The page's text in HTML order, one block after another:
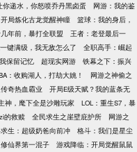
你递水，你怒喷乔丹黑卤蛋
网游：我的鉴
局炼化古龙觉醒神瞳
篮球：我的身后，
年前，暴打全联盟
王者：老登最后一
键满级，我无敌怎么了
全职高手：崛起
保留记忆 超现实网游
铁幕之下：振兴
：收购湖人，打劫大姚！
网游之神偷之
奇热血霸业
开局E级天赋？我的蓝条无
神，麾下全是沙雕玩家
LOL：重生S7，暴
的救赎 全民求生之崖壁庇护所
网游之
生：超级奶爸向前冲
格斗：我们是星尘
仙界第一混子
游戏降临：开局觉醒鼠鼠